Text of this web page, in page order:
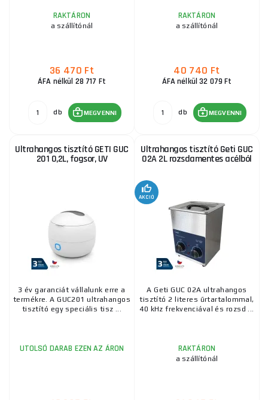
RAKTÁRON
a szállítónál
36 470 Ft
ÁFA nélkül 28 717 Ft
db MEGVENNI
RAKTÁRON
a szállítónál
40 740 Ft
ÁFA nélkül 32 079 Ft
db MEGVENNI
Ultrahangos tisztító GETI GUC
201 0,2L, fogsor, UV
3 év garanciát vállalunk erre a
termékre. A GUC201 ultrahangos
tisztító egy speciális tisz ...
UTOLSÓ DARAB EZEN AZ ÁRON
Ultrahangos tisztító Geti GUC
02A 2L rozsdamentes acélból
AKCIÓ
A Geti GUC 02A ultrahangos
tisztító 2 literes űrtartalommal,
40 kHz frekvenciával és rozsd ...
RAKTÁRON
a szállítónál